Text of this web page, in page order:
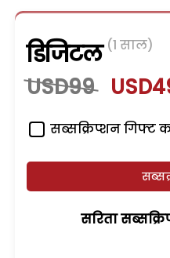
डिजिटल (1 साल)
USD99
सब्सक्रिप्शन गिफ्ट
सरिता